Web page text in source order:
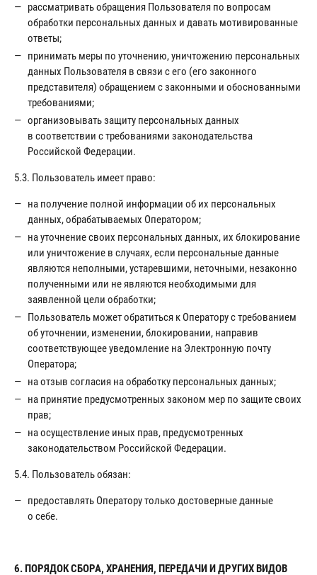
рассматривать обращения Пользователя по вопросам
обработки персональных данных и давать мотивированные
ответы;
принимать меры по уточнению, уничтожению персональных
данных Пользователя в связи с его (его законного
представителя) обращением с законными и обоснованными
требованиями;
организовывать защиту персональных данных
в соответствии с требованиями законодательства
Российской Федерации.
5.3. Пользователь имеет право:
на получение полной информации об их персональных
данных, обрабатываемых Оператором;
на уточнение своих персональных данных, их блокирование
или уничтожение в случаях, если персональные данные
являются неполными, устаревшими, неточными, незаконно
полученными или не являются необходимыми для
заявленной цели обработки;
Пользователь может обратиться к Оператору с требованием
об уточнении, изменении, блокировании, направив
соответствующее уведомление на Электронную почту
Оператора;
на отзыв согласия на обработку персональных данных;
на принятие предусмотренных законом мер по защите своих
прав;
на осуществление иных прав, предусмотренных
законодательством Российской Федерации.
5.4. Пользователь обязан:
предоставлять Оператору только достоверные данные
о себе.
6. ПОРЯДОК СБОРА, ХРАНЕНИЯ, ПЕРЕДАЧИ И ДРУГИХ ВИДОВ